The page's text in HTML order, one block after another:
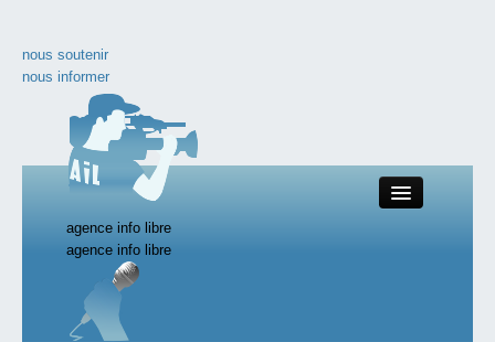
nous soutenir
nous informer
agence info libre
Close
agence info libre